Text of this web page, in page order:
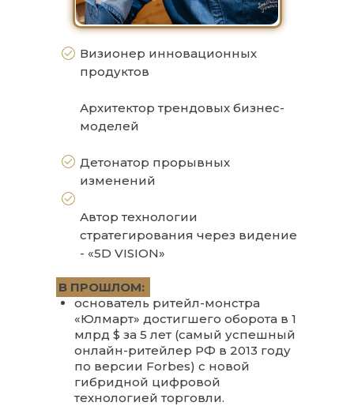
Визионер инновационных
продуктов
Архитектор трендовых бизнес-
моделей
Детонатор прорывных
изменений
Автор технологии
стратегирования через видение
- «5D VISION»
В ПРОШЛОМ:
основатель ритейл-монстра
«Юлмарт» достигшего оборота в 1
млрд $ за 5 лет (самый успешный
онлайн-ритейлер РФ в 2013 году
по версии Forbes) с новой
гибридной цифровой
технологией торговли.